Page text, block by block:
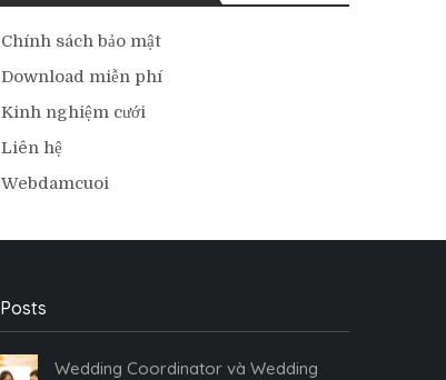
Chính sách bảo mật
Download miễn phí
Kinh nghiệm cưới
Liên hệ
Webdamcuoi
Wedding Coordinator và Wedding